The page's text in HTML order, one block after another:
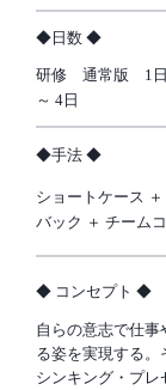
​◆日数 ◆
研修 通常版 1
～ 4日
​◆手法 ◆
ショートケース
バック ＋ チーム
​◆ コンセプト ◆
自らの意志で仕事
る姿を実現する
シンキング・プレ